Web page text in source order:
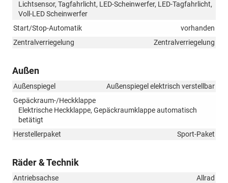
Lichtsensor, Tagfahrlicht, LED-Scheinwerfer, LED-Tagfahrlicht,
Voll-LED Scheinwerfer
Start/Stop-Automatik
vorhanden
Zentralverriegelung
Zentralverriegelung
Außen
Außenspiegel
Außenspiegel elektrisch verstellbar
Gepäckraum-/Heckklappe
Elektrische Heckklappe, Gepäckraumklappe automatisch
betätigt
Herstellerpaket
Sport-Paket
Räder & Technik
Antriebsachse
Allrad